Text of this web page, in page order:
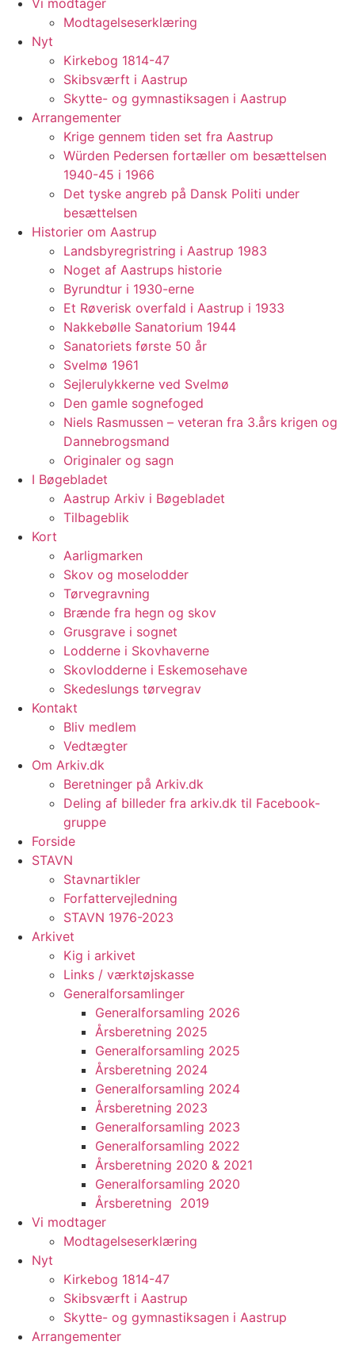
Vi modtager
Modtagelseserklæring
Nyt
Kirkebog 1814-47
Skibsværft i Aastrup
Skytte- og gymnastiksagen i Aastrup
Arrangementer
Krige gennem tiden set fra Aastrup
Würden Pedersen fortæller om besættelsen
1940-45 i 1966
Det tyske angreb på Dansk Politi under
besættelsen
Historier om Aastrup
Landsbyregristring i Aastrup 1983
Noget af Aastrups historie
Byrundtur i 1930-erne
Et Røverisk overfald i Aastrup i 1933
Nakkebølle Sanatorium 1944
Sanatoriets første 50 år
Svelmø 1961
Sejlerulykkerne ved Svelmø
Den gamle sognefoged
Niels Rasmussen – veteran fra 3.års krigen og
Dannebrogsmand
Originaler og sagn
I Bøgebladet
Aastrup Arkiv i Bøgebladet
Tilbageblik
Kort
Aarligmarken
Skov og moselodder
Tørvegravning
Brænde fra hegn og skov
Grusgrave i sognet
Lodderne i Skovhaverne
Skovlodderne i Eskemosehave
Skedeslungs tørvegrav
Kontakt
Bliv medlem
Vedtægter
Om Arkiv.dk
Beretninger på Arkiv.dk
Deling af billeder fra arkiv.dk til Facebook-
gruppe
Forside
STAVN
Stavnartikler
Forfattervejledning
STAVN 1976-2023
Arkivet
Kig i arkivet
Links / værktøjskasse
Generalforsamlinger
Generalforsamling 2026
Årsberetning 2025
Generalforsamling 2025
Årsberetning 2024
Generalforsamling 2024
Årsberetning 2023
Generalforsamling 2023
Generalforsamling 2022
Årsberetning 2020 & 2021
Generalforsamling 2020
Årsberetning 2019
Vi modtager
Modtagelseserklæring
Nyt
Kirkebog 1814-47
Skibsværft i Aastrup
Skytte- og gymnastiksagen i Aastrup
Arrangementer